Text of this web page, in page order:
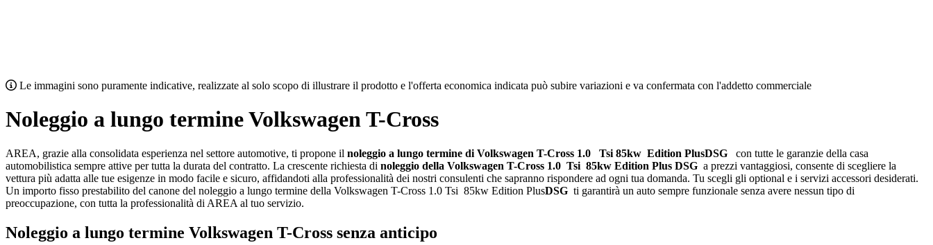
Le immagini sono puramente indicative, realizzate al solo scopo di illustrare il prodotto e l'offerta economica indicata può subire variazioni e va confermata con l'addetto commerciale
Noleggio a lungo termine Volkswagen T-Cross
AREA, grazie alla consolidata esperienza nel settore automotive, ti propone il noleggio a lungo termine di Volkswagen T-Cross 1.0 Tsi 85kw Edition PlusDSG
con tutte le garanzie della casa
automobilistica sempre attive per tutta la durata del contratto. La crescente richiesta di noleggio della Volkswagen T-Cross 1.0 Tsi 85kw Edition Plus DSG a prezzi vantaggiosi, consente di scegliere la
vettura più adatta alle tue esigenze in modo facile e sicuro, affidandoti alla professionalità dei nostri consulenti che sapranno rispondere ad ogni tua domanda. Tu scegli gli optional e i servizi accessori desiderati.
Un importo fisso prestabilito del canone del noleggio a lungo termine della Volkswagen T-Cross 1.0 Tsi 85kw Edition PlusDSG ti garantirà un auto sempre funzionale senza avere nessun tipo di
preoccupazione, con tutta la professionalità di AREA al tuo servizio.
Noleggio a lungo termine Volkswagen T-Cross senza anticipo